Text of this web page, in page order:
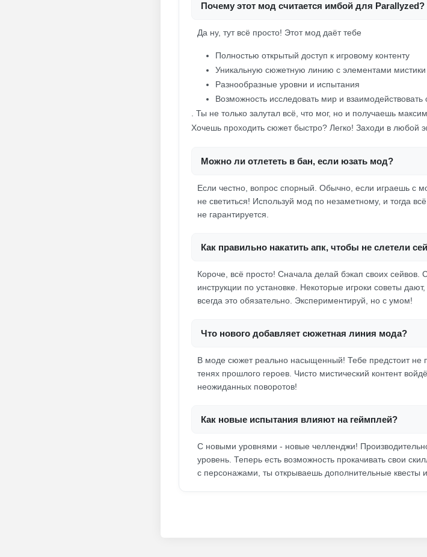
Почему этот мод считается имбой для Parallyzed?
Да ну, тут всё просто! Этот мод даёт тебе
Полностью открытый доступ к игровому контенту
Уникальную сюжетную линию с элементами мистики
Разнообразные уровни и испытания
Возможность исследовать мир и
. Ты не только залутал всё, что мог, но и получаешь
Хочешь проходить сюжет быстро? Легко! Заходи в любой
Можно ли отлететь в бан, если юзать мод?
Если честно, вопрос спорный. Обычно, если играешь с
не светиться! Используй мод по незаметному, и тогда
не гарантируется.
Как правильно накатить апк, чтобы не слетели
Короче, всё просто! Сначала делай бэкап своих сейвов.
инструкции по установке. Некоторые игроки советы
всегда это обязательно. Экспериментируй, но с умом!
Что нового добавляет сюжетная линия мода?
В моде сюжет реально насыщенный! Тебе предстоит не
тенях прошлого героев. Чисто мистический контент
неожиданных поворотов!
Как новые испытания влияют на геймплей?
С новыми уровнями - новые челленджи!
уровень. Теперь есть возможность прокачивать свои
с персонажами, ты открываешь дополнительные квесты